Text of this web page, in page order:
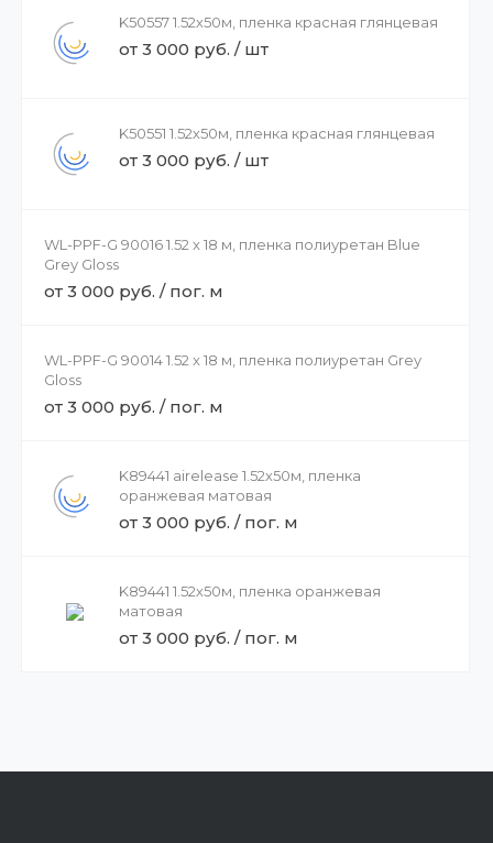
K50557 1.52х50м, пленка красная глянцевая
от 3 000 руб. / шт
K50551 1.52х50м, пленка красная глянцевая
от 3 000 руб. / шт
WL-PPF-G 90016 1.52 x 18 м, пленка полиуретан Blue
Grey Gloss
от 3 000 руб. / пог. м
WL-PPF-G 90014 1.52 x 18 м, пленка полиуретан Grey
Gloss
от 3 000 руб. / пог. м
K89441 airelease 1.52х50м, пленка
оранжевая матовая
от 3 000 руб. / пог. м
K89441 1.52х50м, пленка оранжевая
матовая
от 3 000 руб. / пог. м